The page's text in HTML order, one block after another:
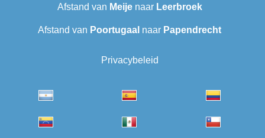
Afstand van Meijenaar Leerbroek
Afstand van Poortugaal naar Papendrecht
Privacybeleid